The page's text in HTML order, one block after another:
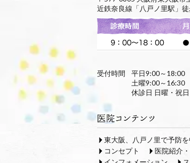
近鉄奈良線「八戸ノ里駅」
受付時間
平日9:00～18:00
土曜9:00～16:30
休診日 日曜・祝日
東大阪、八戸ノ里で予防
コンセプト
医院紹介